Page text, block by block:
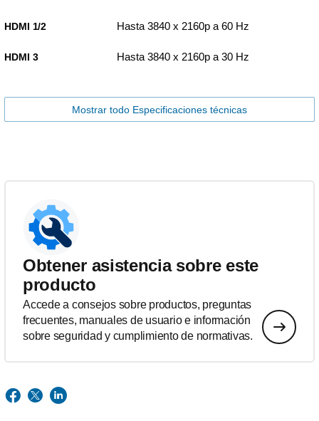
HDMI 1/2 Hasta 3840 x 2160p a 60 Hz
HDMI 3 Hasta 3840 x 2160p a 30 Hz
Mostrar todo Especificaciones técnicas
Obtener asistencia sobre este
producto
Accede a consejos sobre productos, preguntas
frecuentes, manuales de usuario e información
sobre seguridad y cumplimiento de normativas.